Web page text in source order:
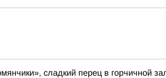
сладкий перец в горчичной